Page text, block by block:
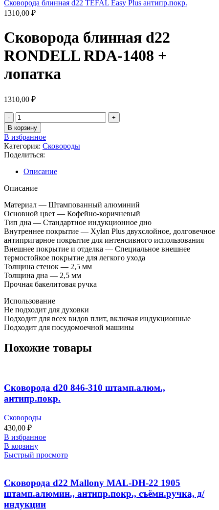
Сковорода блинная d22 TEFAL Easy Plus антипр.покр.
1310,00 ₽
Сковорода блинная d22
RONDELL RDA-1408 +
лопатка
1310,00 ₽
В корзину
В избранное
Категория: Сковороды
Поделиться:
Описание
Описание
Материал — Штампованный алюминий
Основной цвет — Кофейно-коричневый
Тип дна — Стандартное индукционное дно
Внутреннее покрытие — Xylan Plus двухслойное, долговечное
антипригарное покрытие для интенсивного использования
Внешнее покрытие и отделка — Специальное внешнее
термостойкое покрытие для легкого ухода
Толщина стенок — 2,5 мм
Толщина дна — 2,5 мм
Прочная бакелитовая ручка
Использование
Не подходит для духовки
Подходит для всех видов плит, включая индукционные
Подходит для посудомоечной машины
Похожие товары
Сковорода d20 846-310 штамп.алюм.,
антипр.покр.
Сковороды
430,00 ₽
В избранное
В корзину
Быстрый просмотр
Сковорода d22 Mallony MAL-DH-22 1905
штамп.алюмин., антипр.покр., съёмн.ручка, д/
индукции